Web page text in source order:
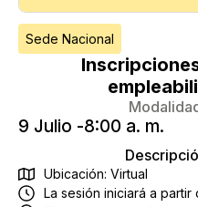
Sede Nacional
9 Julio -8:00 a. m.
Ubicación: Virtual
La sesión iniciará a partir